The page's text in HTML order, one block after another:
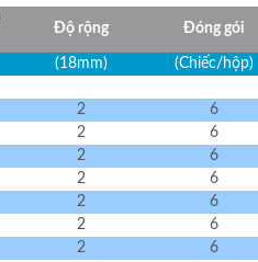
Độ rộng Đóng gói
(18mm) (Chiếc/hộp)
2 6
2 6
2 6
2 6
2 6
2 6
2 6